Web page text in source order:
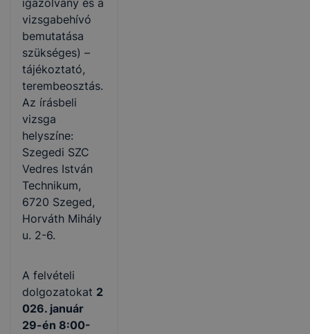
igazolvány és a
vizsgabehívó
bemutatása
szükséges) –
tájékoztató,
terembeosztás.
Az írásbeli
vizsga
helyszíne:
Szegedi SZC
Vedres István
Technikum,
6720 Szeged,
Horváth Mihály
u. 2-6.
A felvételi
dolgozatokat 2
026. január
29-én 8:00-